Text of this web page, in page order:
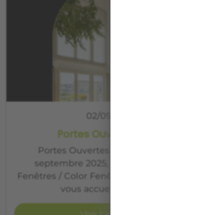
02/09/2025
Portes Ouvertes 2025
Portes Ouvertes 2025 Du 10 au 13
septembre 2025, les agences Art &
Fenêtres / Color Fenêtre – Univers Pergola
vous accueillent pour…